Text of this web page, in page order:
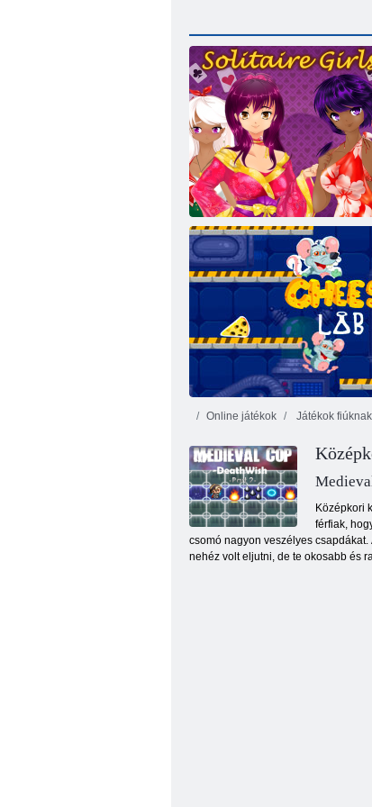
Solitaire Girls 2
Sajtlaboratórium
Online játékok Játékok fiúknak
Középkori
férfiak,
csomó nagyon veszélyes
nehéz volt eljutni, de te okosabb és